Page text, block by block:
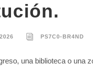
PS7C0-BR4ND
una biblioteca o una